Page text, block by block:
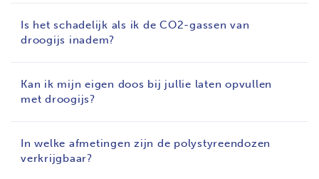
Is het schadelijk als ik de CO2-gassen van
droogijs inadem?
Kan ik mijn eigen doos bij jullie laten opvullen
met droogijs?
In welke afmetingen zijn de polystyreendozen
verkrijgbaar?